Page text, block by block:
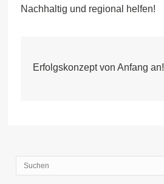
Nachhaltig und regional helfen!
Erfolgskonzept von Anfang an!